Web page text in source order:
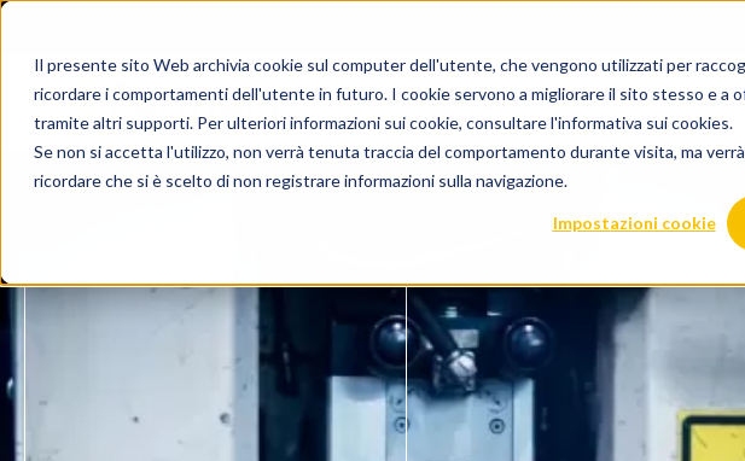
Il presente sito Web archivia cookie sul computer dell'utente, che vengono utilizzati per
ricordare i comportamenti dell'utente in futuro. I cookie servono a migliorare il sito stesso e a
tramite altri supporti. Per ulteriori informazioni sui cookie, consultare l'informativa sui cookies.
Se non si accetta l'utilizzo, non verrà tenuta traccia del comportamento durante visita, ma
ricordare che si è scelto di non registrare informazioni sulla navigazione.
Impostazioni cookie
UNIQA PRODOTTI AZIENDA